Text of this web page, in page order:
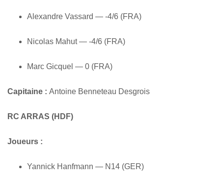
Alexandre Vassard — -4/6 (FRA)
Nicolas Mahut — -4/6 (FRA)
Marc Gicquel — 0 (FRA)
Capitaine : Antoine Benneteau Desgrois
RC ARRAS (HDF)
Joueurs :
Yannick Hanfmann — N14 (GER)